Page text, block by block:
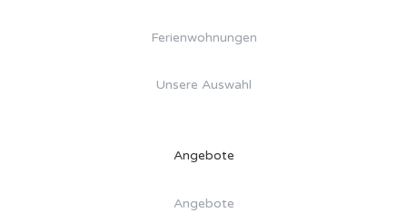
Ferienwohnungen
Unsere Auswahl
Angebote
Angebote